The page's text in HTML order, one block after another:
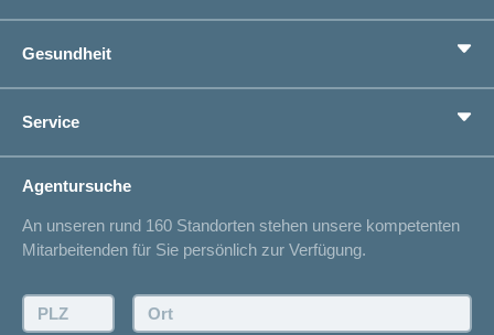
Zusatzversicherungen
Vorsorge
Ich suche eine Versicherung für
Lebenssituation
Sparen bei der Versicherung
Gesundheit
Gesundheitskompass
concordiaMed
Service
Spitalliste
Unfallmeldung
Offertanfrage
Rückruf anfordern
Agentursuche
An unseren rund 160 Standorten stehen unsere kompetenten
Mitarbeitenden für Sie persönlich zur Verfügung.
PLZ: Ort: